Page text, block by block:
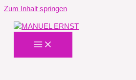
Zum Inhalt springen